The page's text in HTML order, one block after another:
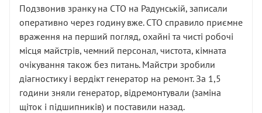
Подзвонив зранку на СТО на Радунській, записали
оперативно через годину вже. СТО справило приємне
враження на перший погляд, охайні та чисті робочі
місця майстрів, чемний персонал, чистота, кімната
очікування також без питань. Майстри зробили
діагностику і вердікт генератор на ремонт. За 1,5
години зняли генератор, відремонтували (заміна
щіток і підшипників) и поставили назад.